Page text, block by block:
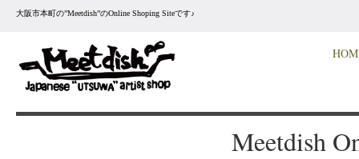
大阪市本町の”Meetdish”のOnline Shoping Siteです♪
Meetdish